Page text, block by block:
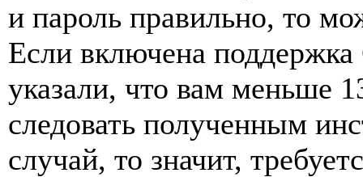
и пароль правильно, то
Если включена
указали, что вам меньше
следовать полученным
случай, то значит,